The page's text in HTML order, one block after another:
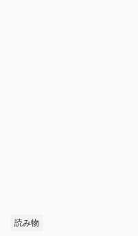
読み物